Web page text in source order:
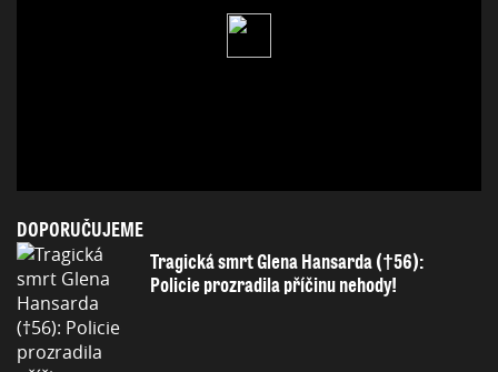
DOPORUČUJEME
Tragická smrt Glena Hansarda (†56):
Policie prozradila příčinu nehody!